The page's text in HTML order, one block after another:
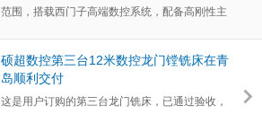
范围，搭载西门子高端数控系统，配备高刚性主
硕超数控第三台12米数控龙门镗铣床在青
岛顺利交付
这是用户订购的第三台龙门铣床，已通过验收，